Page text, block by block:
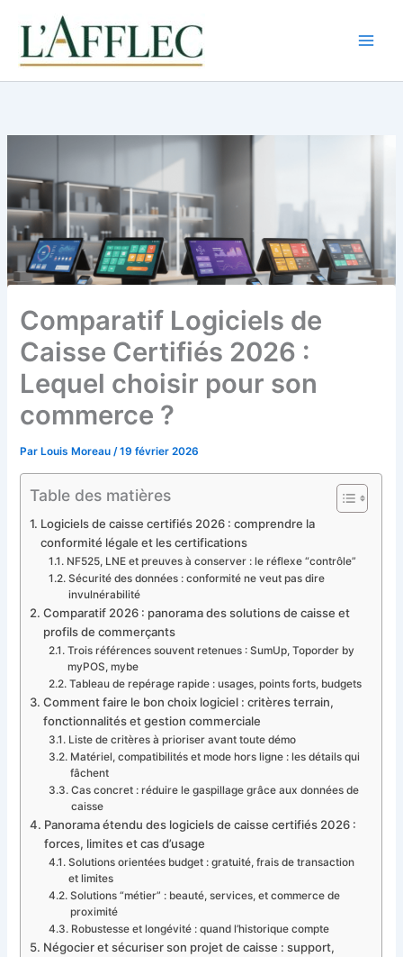
contenu
Comparatif Logiciels de
Caisse Certifiés 2026 :
Lequel choisir pour son
commerce ?
Par Louis Moreau/19 février 2026
Table des matières
Logiciels de caisse certifiés 2026 : comprendre la
conformité légale et les certifications
NF525, LNE et preuves à conserver : le réflexe “contrôle”
Sécurité des données : conformité ne veut pas dire
invulnérabilité
Comparatif 2026 : panorama des solutions de caisse et
profils de commerçants
Trois références souvent retenues : SumUp, Toporder by
myPOS, mybe
Tableau de repérage rapide : usages, points forts, budgets
Comment faire le bon choix logiciel : critères terrain,
fonctionnalités et gestion commerciale
Liste de critères à prioriser avant toute démo
Matériel, compatibilités et mode hors ligne : les détails qui
fâchent
Cas concret : réduire le gaspillage grâce aux données de
caisse
Panorama étendu des logiciels de caisse certifiés 2026 :
forces, limites et cas d’usage
Solutions orientées budget : gratuité, frais de transaction
et limites
Solutions “métier” : beauté, services, et commerce de
proximité
Robustesse et longévité : quand l’historique compte
Négocier et sécuriser son projet de caisse : support,